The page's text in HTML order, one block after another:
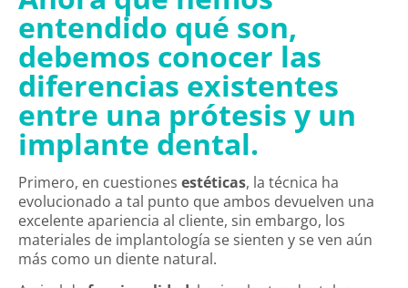
entendido qué son,
debemos conocer las
diferencias existentes
entre una prótesis y un
implante dental.
Primero, en cuestiones estéticas, la técnica ha
evolucionado a tal punto que ambos devuelven una
excelente apariencia al cliente, sin embargo, los
materiales de implantología se sienten y se ven aún
más como un diente natural.